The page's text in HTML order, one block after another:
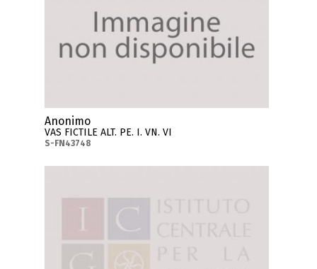
Anonimo
VAS FICTILE ALT. PE. I. VN. VI
S-FN43748